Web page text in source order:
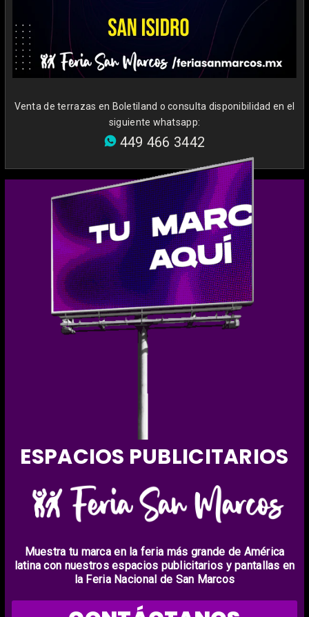
Venta de terrazas en Boletiland o consulta disponibilidad en el
siguiente whatsapp:
449 466 3442
ESPACIOS PUBLICITARIOS
Muestra tu marca en la feria más grande de América
latina con nuestros espacios publicitarios y pantallas en
la Feria Nacional de San Marcos